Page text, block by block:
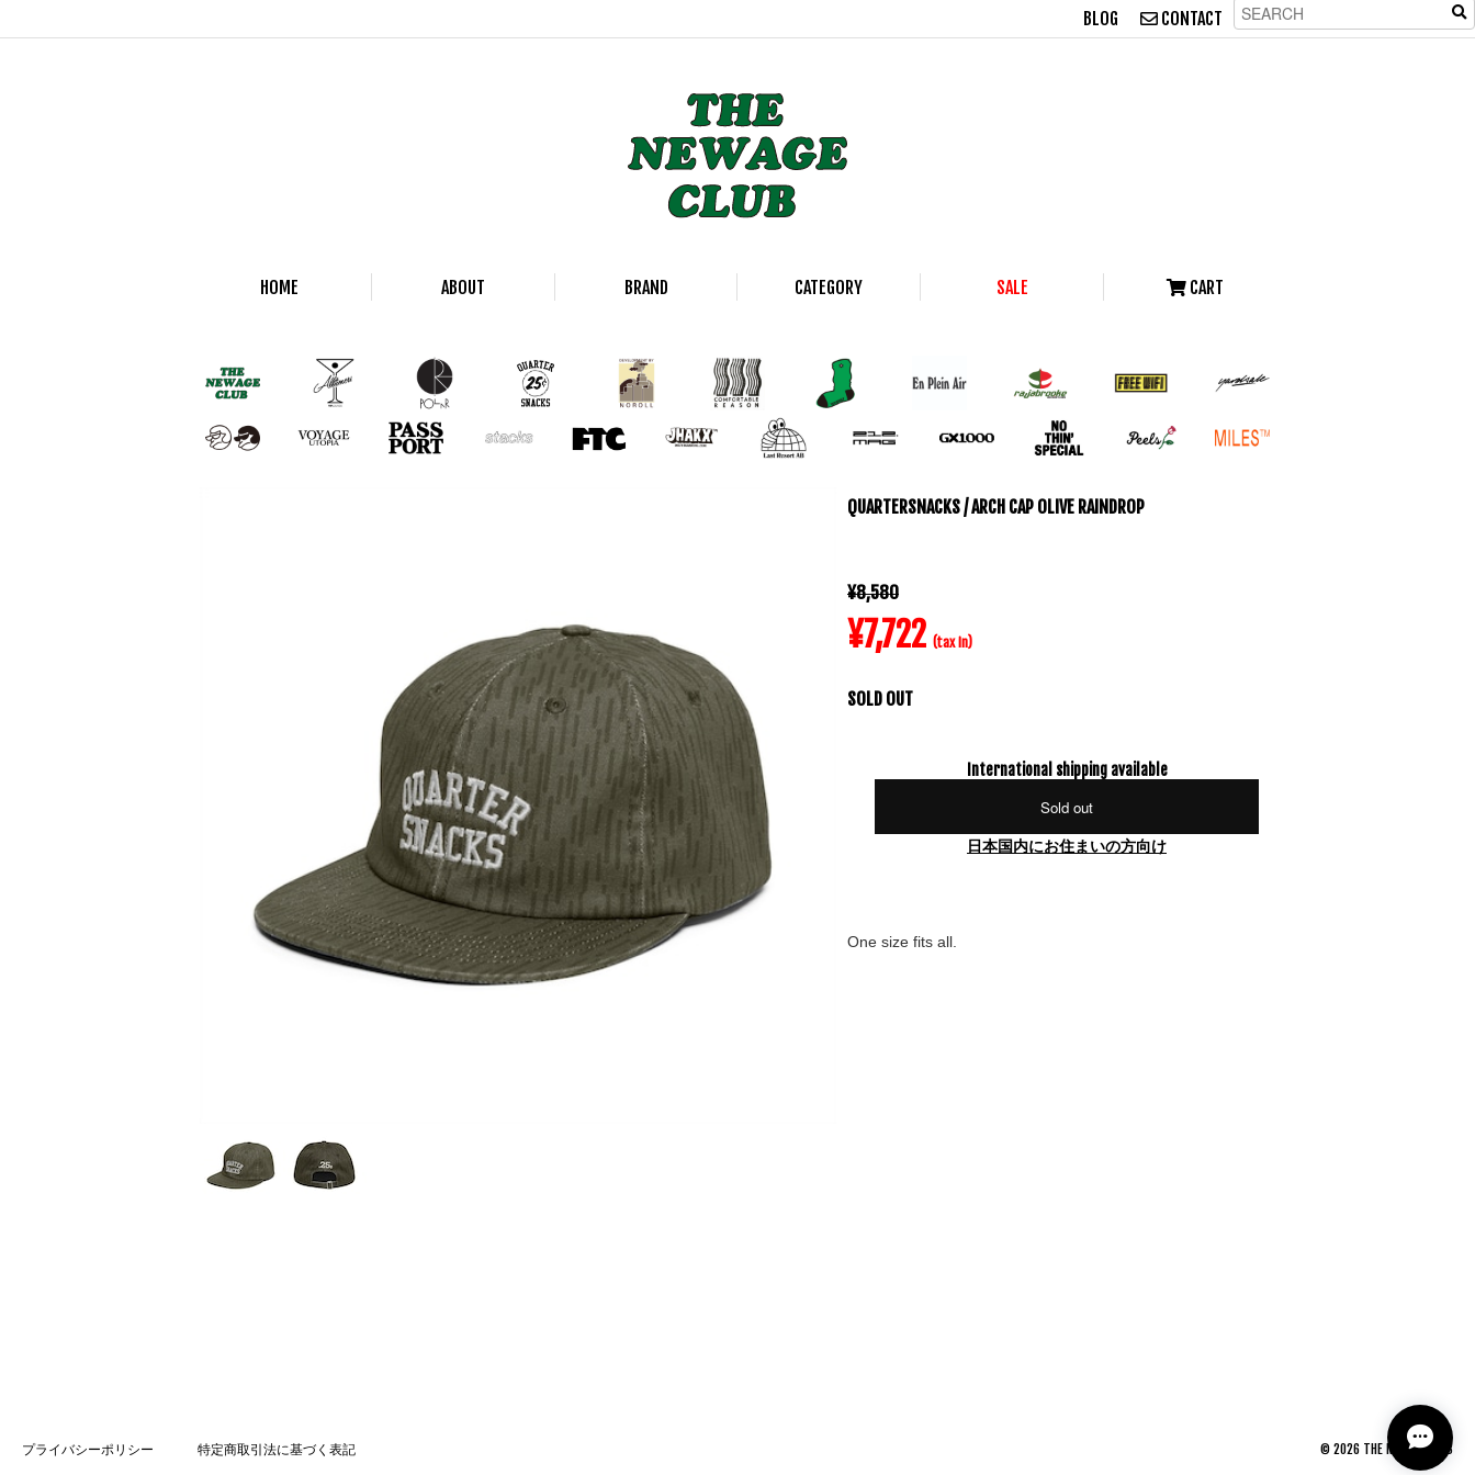
BLOG CONTACT
HOME ABOUT BRAND CATEGORY SALE CART
QUARTERSNACKS / ARCH CAP OLIVE RAINDROP
¥8,580
¥7,722 (tax in)
SOLD OUT
International shipping available
Sold out
日本国内にお住まいの方向け
One size fits all.
プライバシーポリシー 特定商取引法に基づく表記 © 2026 THE NEWAGE CLUB